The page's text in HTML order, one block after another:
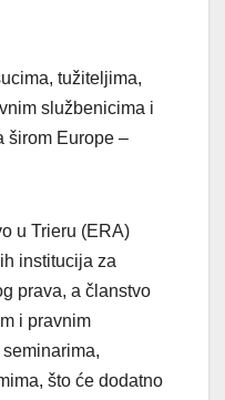
tužiteljima,
službenicima i
širom Europe –
u Trieru (ERA)
institucija za
prava, a članstvo
i pravnim
što će dodatno